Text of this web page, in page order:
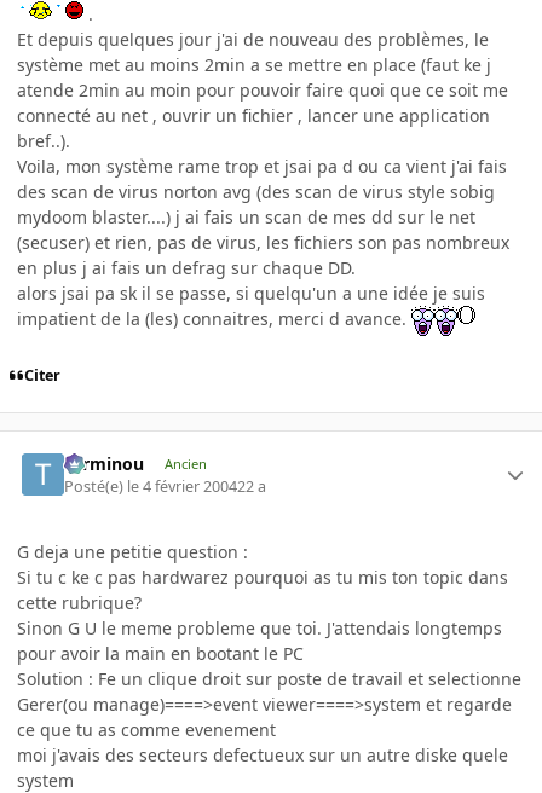
.
Et depuis quelques jour j'ai de nouveau des problèmes, le
système met au moins 2min a se mettre en place (faut ke j
atende 2min au moin pour pouvoir faire quoi que ce soit me
connecté au net , ouvrir un fichier , lancer une application
bref..).
Voila, mon système rame trop et jsai pa d ou ca vient j'ai fais
des scan de virus norton avg (des scan de virus style sobig
mydoom blaster....) j ai fais un scan de mes dd sur le net
(secuser) et rien, pas de virus, les fichiers son pas nombreux
en plus j ai fais un defrag sur chaque DD.
alors jsai pa sk il se passe, si quelqu'un a une idée je suis
impatient de la (les) connaitres, merci d avance.
Citer
Terminou Ancien
Posté(e) le 4 février 200422 a
G deja une petitie question :
Si tu c ke c pas hardwarez pourquoi as tu mis ton topic dans
cette rubrique?
Sinon G U le meme probleme que toi. J'attendais longtemps
pour avoir la main en bootant le PC
Solution : Fe un clique droit sur poste de travail et selectionne
Gerer(ou manage)====>event viewer====>system et regarde
ce que tu as comme evenement
moi j'avais des secteurs defectueux sur un autre diske quele
system